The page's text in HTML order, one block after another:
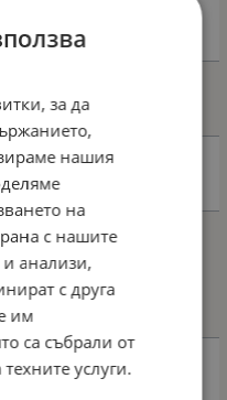
за да
нашия
на
с нашите
и анализи,
с друга
им
са събрали от
услуги.